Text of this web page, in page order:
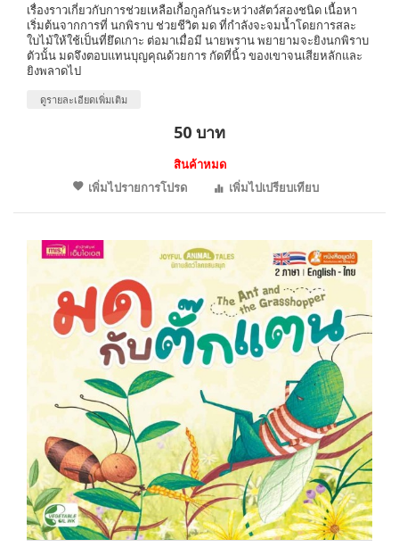
เรื่องราวเกี่ยวกับการช่วยเหลือเกื้อกูลกันระหว่างสัตว์สองชนิด เนื้อหา
เริ่มต้นจากการที่ นกพิราบ ช่วยชีวิต มด ที่กำลังจะจมน้ำโดยการสละ
ใบไม้ให้ใช้เป็นที่ยึดเกาะ ต่อมาเมื่อมี นายพราน พยายามจะยิงนกพิราบ
ตัวนั้น มดจึงตอบแทนบุญคุณด้วยการ กัดที่นิ้ว ของเขาจนเสียหลักและ
ยิงพลาดไป
ดูรายละเอียดเพิ่มเติม
50 บาท
สินค้าหมด
เพิ่มไปรายการโปรด
เพิ่มไปเปรียบเทียบ